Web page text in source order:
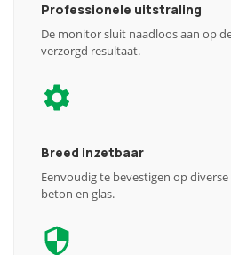
Professionele uitstraling
De monitor sluit naadloos aan op
verzorgd resultaat.
Breed inzetbaar
Eenvoudig te bevestigen op
beton en glas.